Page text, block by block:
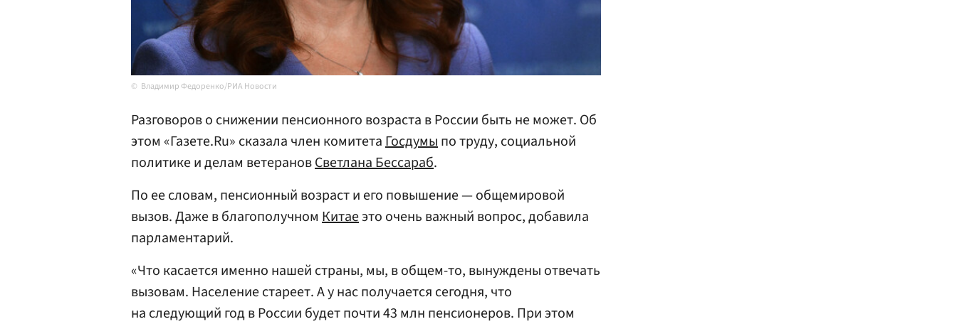
Владимир Федоренко/РИА Новости
Разговоров о снижении пенсионного возраста в России быть не может. Об
этом «Газете.Ru» сказала член комитетаГосдумыпо труду, социальной
политике и делам ветерановСветлана Бессараб.
По ее словам, пенсионный возраст и его повышение — общемировой
вызов. Даже в благополучном Китаеэто очень важный вопрос, добавила
парламентарий.
«Что касается именно нашей страны, мы, в общем-то, вынуждены отвечать
вызовам. Население стареет. А у нас получается сегодня, что
на следующий год в России будет почти 43 млн пенсионеров. При этом